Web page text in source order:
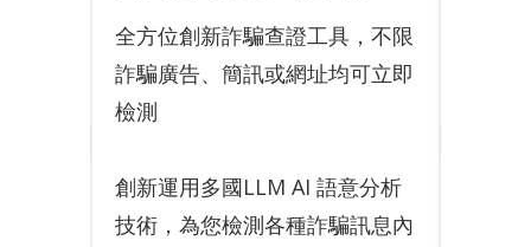
全方位創新詐騙查證工具，不限
詐騙廣告、簡訊或網址均可立即
檢測
創新運用多國LLM AI 語意分析
技術，為您檢測各種詐騙訊息內